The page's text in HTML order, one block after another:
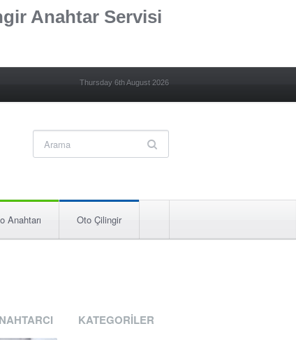
Anahtar Servisi
Thursday 6th August 2026
Anahtarı Oto Çilingir
KATEGORILER